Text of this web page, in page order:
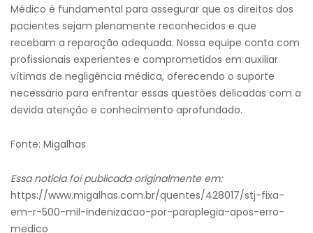
Médico é fundamental para assegurar que os direitos dos
pacientes sejam plenamente reconhecidos e que
recebam a reparação adequada. Nossa equipe conta com
profissionais experientes e comprometidos em auxiliar
vítimas de negligência médica, oferecendo o suporte
necessário para enfrentar essas questões delicadas com a
devida atenção e conhecimento aprofundado.
Fonte: Migalhas
Essa notícia foi publicada originalmente em:
https://www.migalhas.com.br/quentes/428017/stj-fixa-
em-r-500-mil-indenizacao-por-paraplegia-apos-erro-
medico